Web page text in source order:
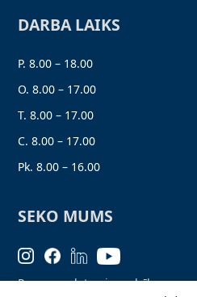
DARBA LAIKS
P. 8.00 – 18.00
O. 8.00 – 17.00
T. 8.00 – 17.00
C. 8.00 – 17.00
Pk. 8.00 – 16.00
SEKO MUMS
Personas datu aizsardzība